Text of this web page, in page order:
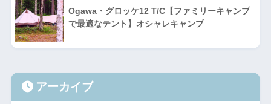
Ogawa・グロッケ12 T/C【ファミリーキャンプ
で最適なテント】オシャレキャンプ
アーカイブ